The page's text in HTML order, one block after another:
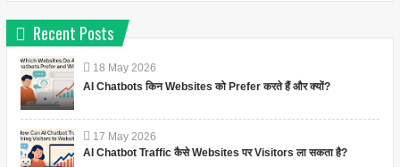
Recent Posts
18 May 2026
AI Chatbots किन Websites को Prefer करते हैं और क्यों?
17 May 2026
AI Chatbot Traffic कैसे Websites पर Visitors ला सकता है?